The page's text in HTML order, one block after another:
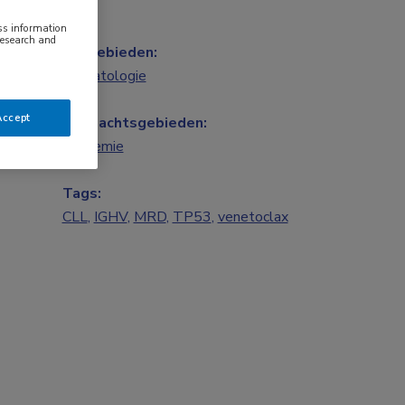
Vakgebieden:
Hematologie
Aandachtsgebieden:
Leukemie
Tags:
CLL, IGHV, MRD, TP53, venetoclax
information
and